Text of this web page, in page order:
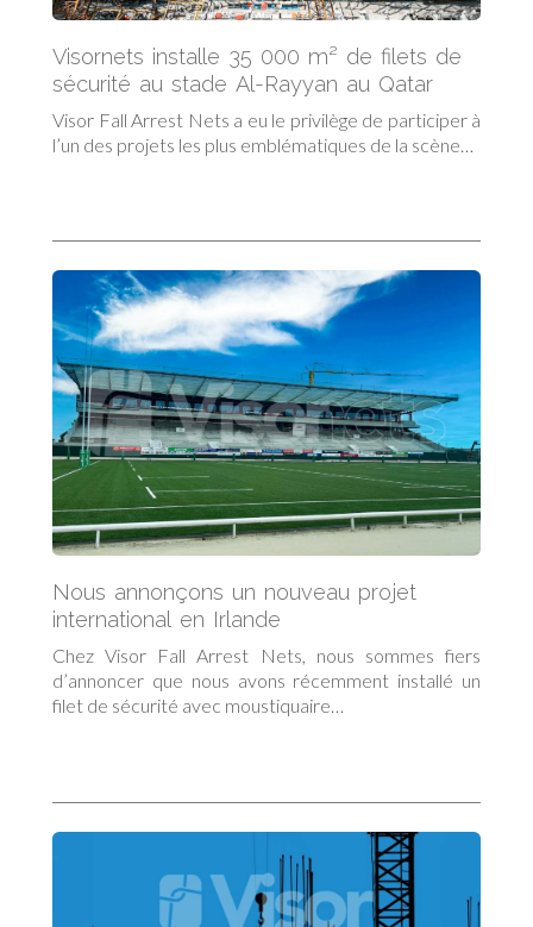
Visornets installe 35 000 m² de filets de
sécurité au stade Al-Rayyan au Qatar
Visor Fall Arrest Nets a eu le privilège de participer à
l’un des projets les plus emblématiques de la scène…
Nous annonçons un nouveau projet
international en Irlande
Chez Visor Fall Arrest Nets, nous sommes fiers
d’annoncer que nous avons récemment installé un
filet de sécurité avec moustiquaire…